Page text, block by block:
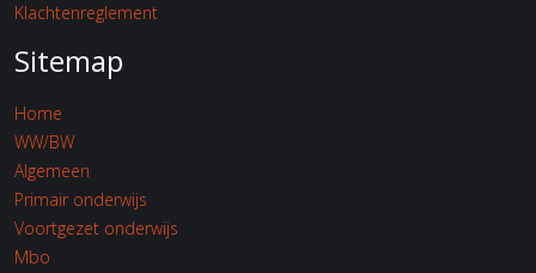
Klachtenreglement
Sitemap
Home
WW/BW
Algemeen
Primair onderwijs
Voortgezet onderwijs
Mbo